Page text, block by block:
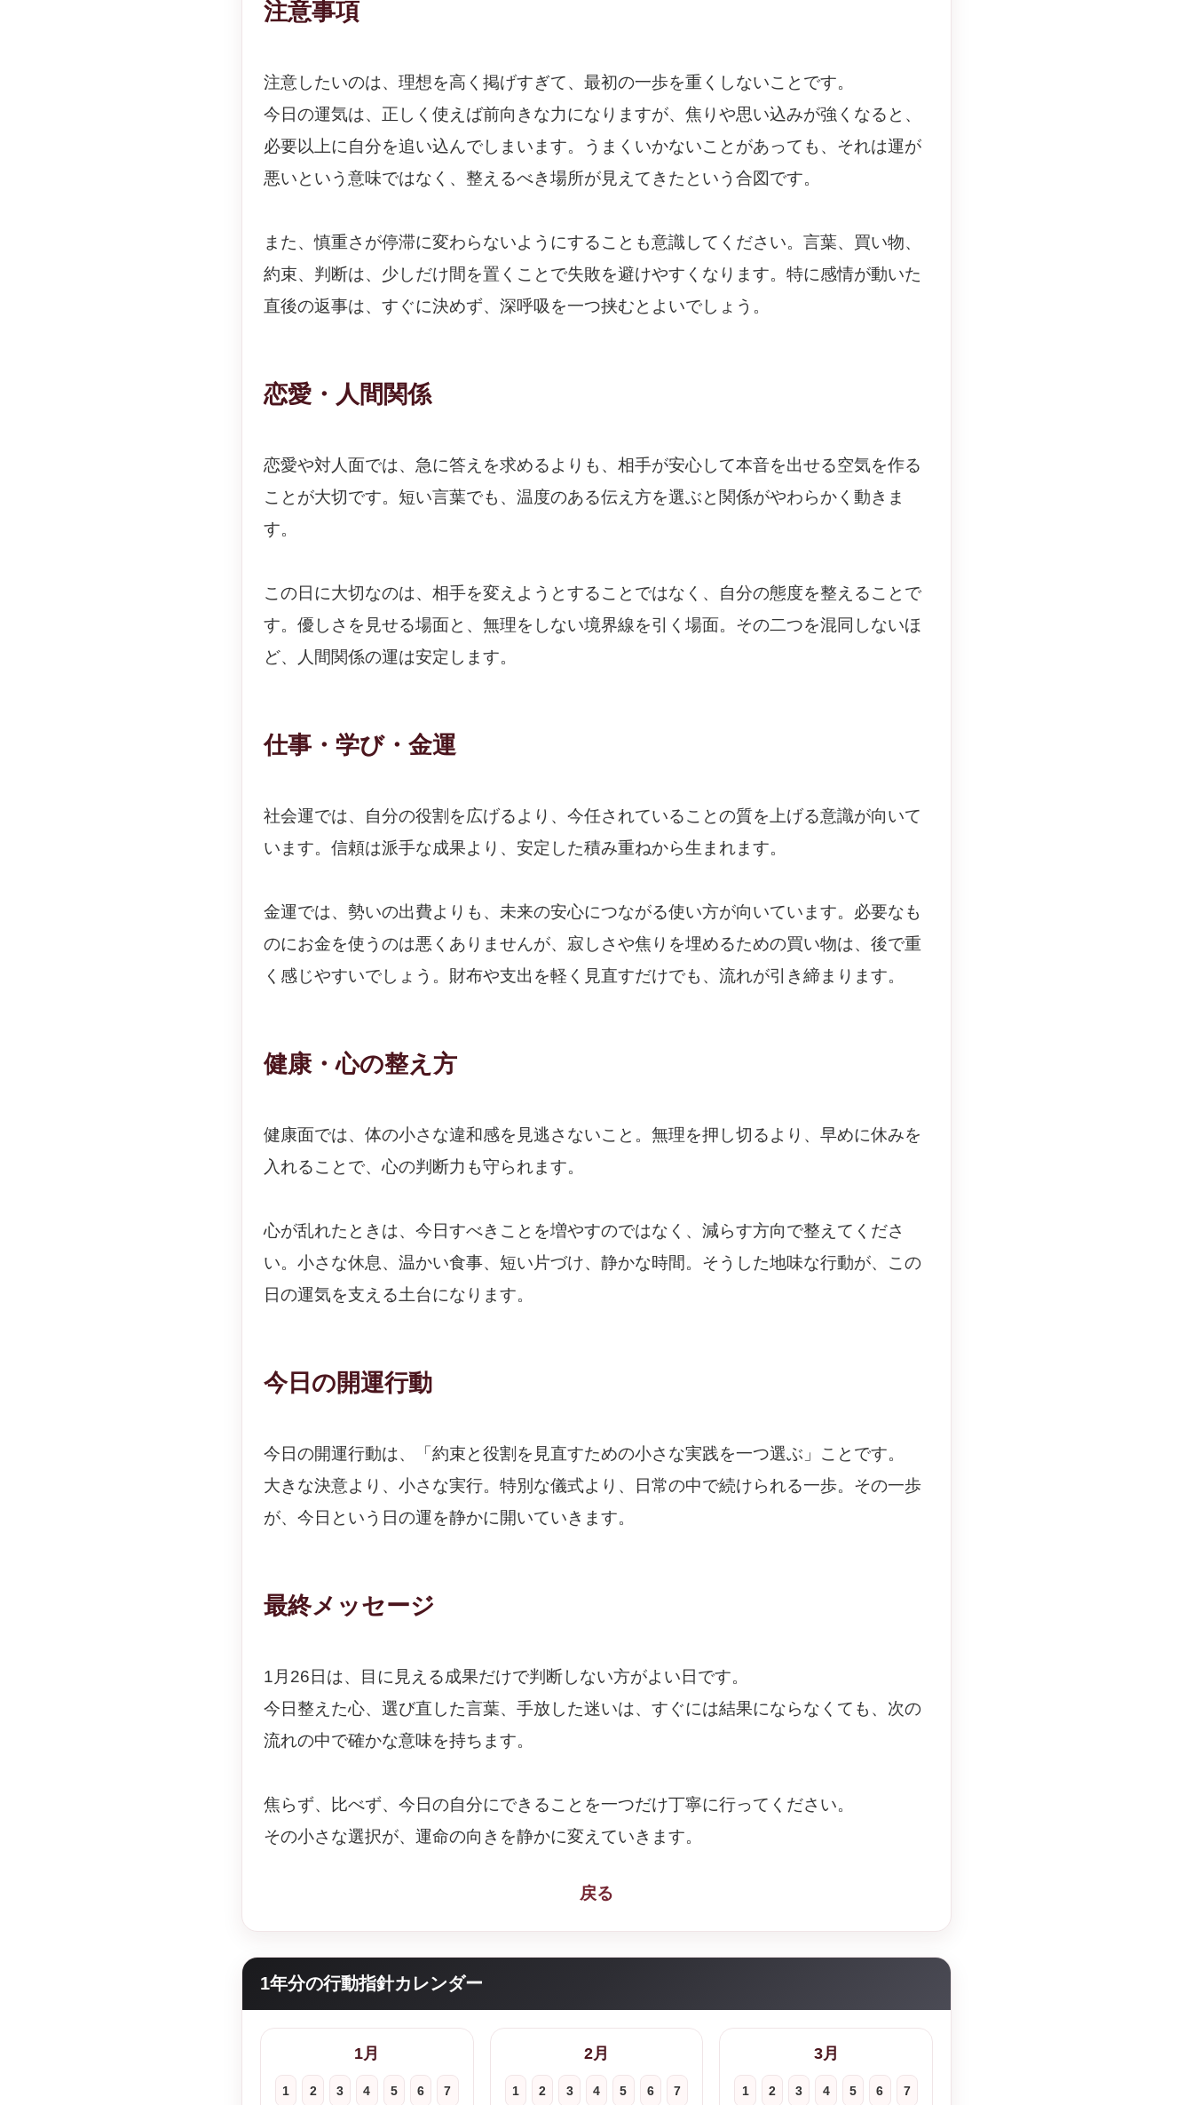
注意事項
注意したいのは、理想を高く掲げすぎて、最初の一歩を重くしないことです。
今日の運気は、正しく使えば前向きな力になりますが、焦りや思い込みが強くなると、
必要以上に自分を追い込んでしまいます。うまくいかないことがあっても、それは運が
悪いという意味ではなく、整えるべき場所が見えてきたという合図です。
また、慎重さが停滞に変わらないようにすることも意識してください。言葉、買い物、
約束、判断は、少しだけ間を置くことで失敗を避けやすくなります。特に感情が動いた
直後の返事は、すぐに決めず、深呼吸を一つ挟むとよいでしょう。
恋愛・人間関係
恋愛や対人面では、急に答えを求めるよりも、相手が安心して本音を出せる空気を作る
ことが大切です。短い言葉でも、温度のある伝え方を選ぶと関係がやわらかく動きま
す。
この日に大切なのは、相手を変えようとすることではなく、自分の態度を整えることで
す。優しさを見せる場面と、無理をしない境界線を引く場面。その二つを混同しないほ
ど、人間関係の運は安定します。
仕事・学び・金運
社会運では、自分の役割を広げるより、今任されていることの質を上げる意識が向いて
います。信頼は派手な成果より、安定した積み重ねから生まれます。
金運では、勢いの出費よりも、未来の安心につながる使い方が向いています。必要なも
のにお金を使うのは悪くありませんが、寂しさや焦りを埋めるための買い物は、後で重
く感じやすいでしょう。財布や支出を軽く見直すだけでも、流れが引き締まります。
健康・心の整え方
健康面では、体の小さな違和感を見逃さないこと。無理を押し切るより、早めに休みを
入れることで、心の判断力も守られます。
心が乱れたときは、今日すべきことを増やすのではなく、減らす方向で整えてくださ
い。小さな休息、温かい食事、短い片づけ、静かな時間。そうした地味な行動が、この
日の運気を支える土台になります。
今日の開運行動
今日の開運行動は、「約束と役割を見直すための小さな実践を一つ選ぶ」ことです。
大きな決意より、小さな実行。特別な儀式より、日常の中で続けられる一歩。その一歩
が、今日という日の運を静かに開いていきます。
最終メッセージ
1月26日は、目に見える成果だけで判断しない方がよい日です。
今日整えた心、選び直した言葉、手放した迷いは、すぐには結果にならなくても、次の
流れの中で確かな意味を持ちます。
焦らず、比べず、今日の自分にできることを一つだけ丁寧に行ってください。
その小さな選択が、運命の向きを静かに変えていきます。
戻る
1年分の行動指針カレンダー
1月
1 2 3 4 5 6 7
2月
1 2 3 4 5 6 7
3月
1 2 3 4 5 6 7